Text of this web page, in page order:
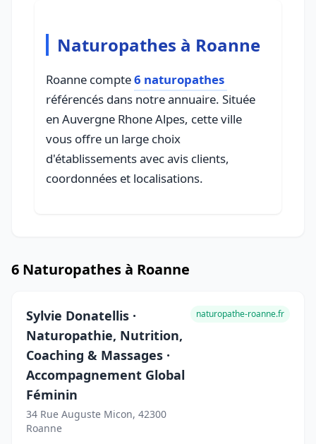
Naturopathes à Roanne
Roanne compte6 naturopathes
référencés dans notre annuaire. Située
en Auvergne Rhone Alpes, cette ville
vous offre un large choix
d'établissements avec avis clients,
coordonnées et localisations.
6 Naturopathes à Roanne
Sylvie Donatellis ·
Naturopathie, Nutrition,
Coaching & Massages ·
Accompagnement Global
Féminin
34 Rue Auguste Micon, 42300
Roanne
naturopathe-roanne.fr